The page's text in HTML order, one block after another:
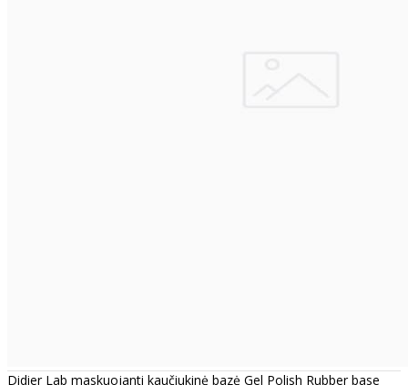
Didier Lab maskuojanti kaučiukinė bazė Gel Polish Rubber base